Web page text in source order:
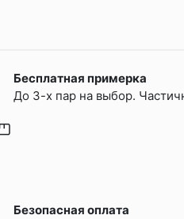
Бесплатная примерка
До 3-х пар на выбор.
Безопасная оплата